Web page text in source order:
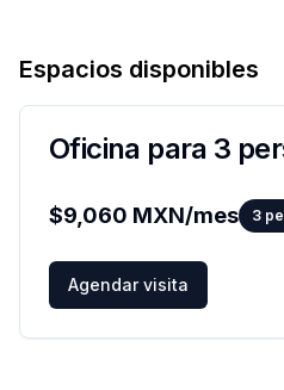
Espacios disponibles
Oficina para 3
$9,060 MXN/mes 3
Agendar visita